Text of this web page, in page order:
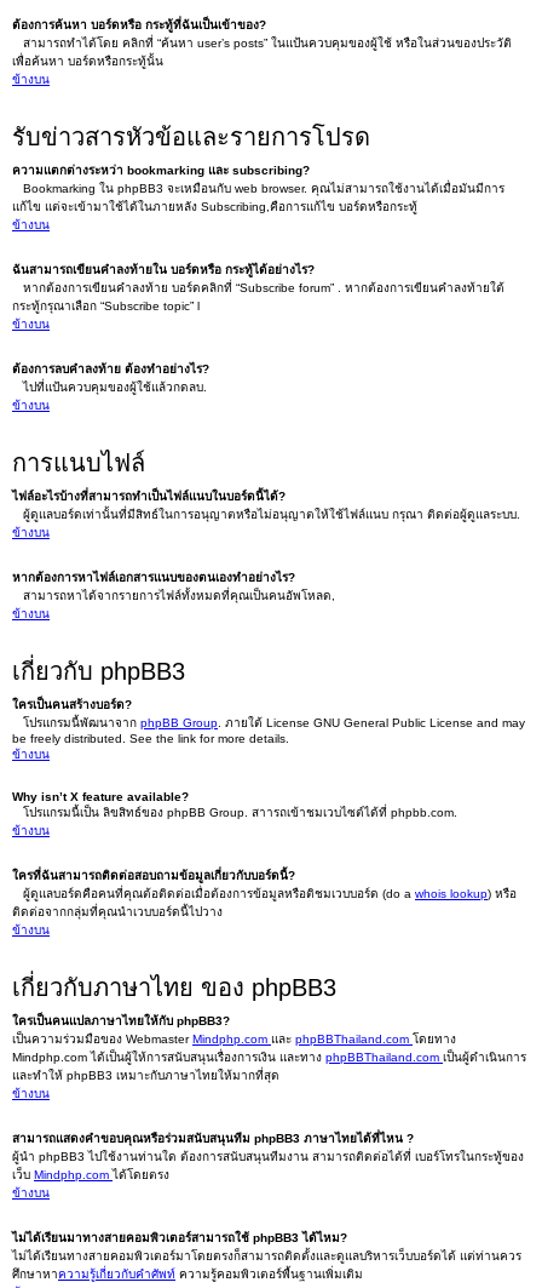
ต้องการค้นหา บอร์ดหรือ กระทู้ที่ฉันเป็นเข้าของ?
สามารถทำได้โดย คลิกที่ “ค้นหา user’s posts” ในแป้นควบคุมของผู้ใช้ หรือในส่วนของประวัติ
เพื่อค้นหา บอร์ดหรือกระทู้นั้น
ข้างบน
รับข่าวสารหัวข้อและรายการโปรด
ความแตกต่างระหว่า bookmarking และ subscribing?
Bookmarking ใน phpBB3 จะเหมือนกับ web browser. คุณไม่สามารถใช้งานได้เมื่อมันมีการ
แก้ไข แต่จะเข้ามาใช้ได้ในภายหลัง Subscribing,คือการแก้ไข บอร์ดหรือกระทู้
ข้างบน
ฉันสามารถเขียนคำลงท้ายใน บอร์ดหรือ กระทู้ได้อย่างไร?
หากต้องการเขียนคำลงท้าย บอร์ดคลิกที่ “Subscribe forum” . หากต้องการเขียนคำลงท้ายใต้
กระทู้กรุณาเลือก “Subscribe topic” l
ข้างบน
ต้องการลบคำลงท้าย ต้องทำอย่างไร?
ไปที่แป้นควบคุมของผู้ใช้แล้วกดลบ.
ข้างบน
การแนบไฟล์
ไฟล์อะไรบ้างที่สามารถทำเป็นไฟล์แนบในบอร์ดนี้ได้?
ผู้ดูแลบอร์ดเท่านั้นที่มีสิทธ์ในการอนุญาตหรือไม่อนุญาตให้ใช้ไฟล์แนบ กรุณา ติดต่อผู้ดูแลระบบ.
ข้างบน
หากต้องการหาไฟล์เอกสารแนบของตนเองทำอย่างไร?
สามารถหาได้จากรายการไฟล์ทั้งหมดที่คุณเป็นคนอัพโหลด,
ข้างบน
เกี่ยวกับ phpBB3
ใครเป็นคนสร้างบอร์ด?
โปรแกรมนี้พัฒนาจาก phpBB Group . ภายใต้ License GNU General Public License and may
be freely distributed. See the link for more details.
ข้างบน
Why isn’t X feature available?
โปรแกรมนี้เป็น ลิขสิทธ์ของ phpBB Group. สาารถเข้าชมเวบไซต์ได้ที่ phpbb.com.
ข้างบน
ใครที่ฉันสามารถติดต่อสอบถามข้อมูลเกี่ยวกับบอร์ดนี้?
ผู้ดูแลบอร์ดคือคนที่คุณต้อติดต่อเมื่อต้องการข้อมูลหรือติชมเวบบอร์ด (do a whois lookup) หรือ
ติดต่อจากกลุ่มที่คุณนำเวบบอร์ดนี้ไปวาง
ข้างบน
เกี่ยวกับภาษาไทย ของ phpBB3
ใครเป็นคนแปลภาษาไทยให้กับ phpBB3?
เป็นความร่วมมือของ WebmasterMindphp.com และ phpBBThailand.com โดยทาง
Mindphp.com ได้เป็นผู้ให้การสนับสนุนเรื่องการเงิน และทาง phpBBThailand.com เป็นผู้ดำเนินการ
และทำให้ phpBB3 เหมาะกับภาษาไทยให้มากที่สุด
ข้างบน
สามารถแสดงคำขอบคุณหรือร่วมสนับสนุนทีม phpBB3 ภาษาไทยได้ที่ไหน ?
ผู้นำ phpBB3 ไปใช้งานท่านใด ต้องการสนับสนุนทีมงาน สามารถติดต่อได้ที่ เบอร์โทรในกระทู้ของ
เว็บ Mindphp.comได้โดยตรง
ข้างบน
ไม่ได้เรียนมาทางสายคอมพิวเตอร์สามารถใช้ phpBB3 ได้ไหม?
ไม่ได้เรียนทางสายคอมพิวเตอร์มาโดยตรงก็สามารถติดตั้งและดูแลบริหารเว็บบอร์ดได้ แต่ท่านควร
ศึกษาหาความรู้เกี่ยวกับคำศัพท์ ความรู้คอมพิวเตอร์พื้นฐานเพิ่มเติม